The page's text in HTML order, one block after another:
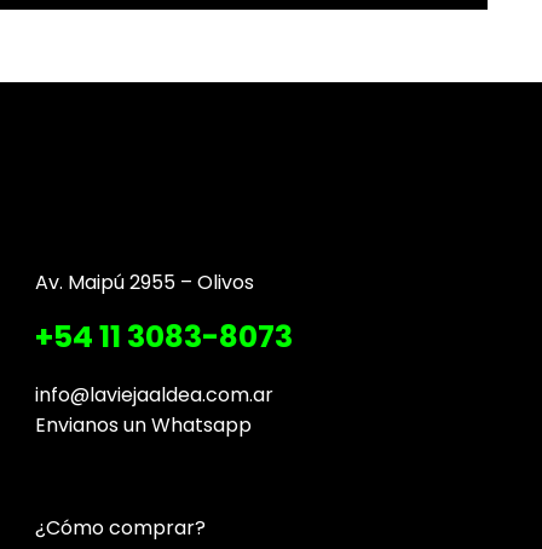
Av. Maipú 2955 – Olivos
+54 11 3083-8073
info@laviejaaldea.com.ar
Envianos un Whatsapp
¿Cómo comprar?